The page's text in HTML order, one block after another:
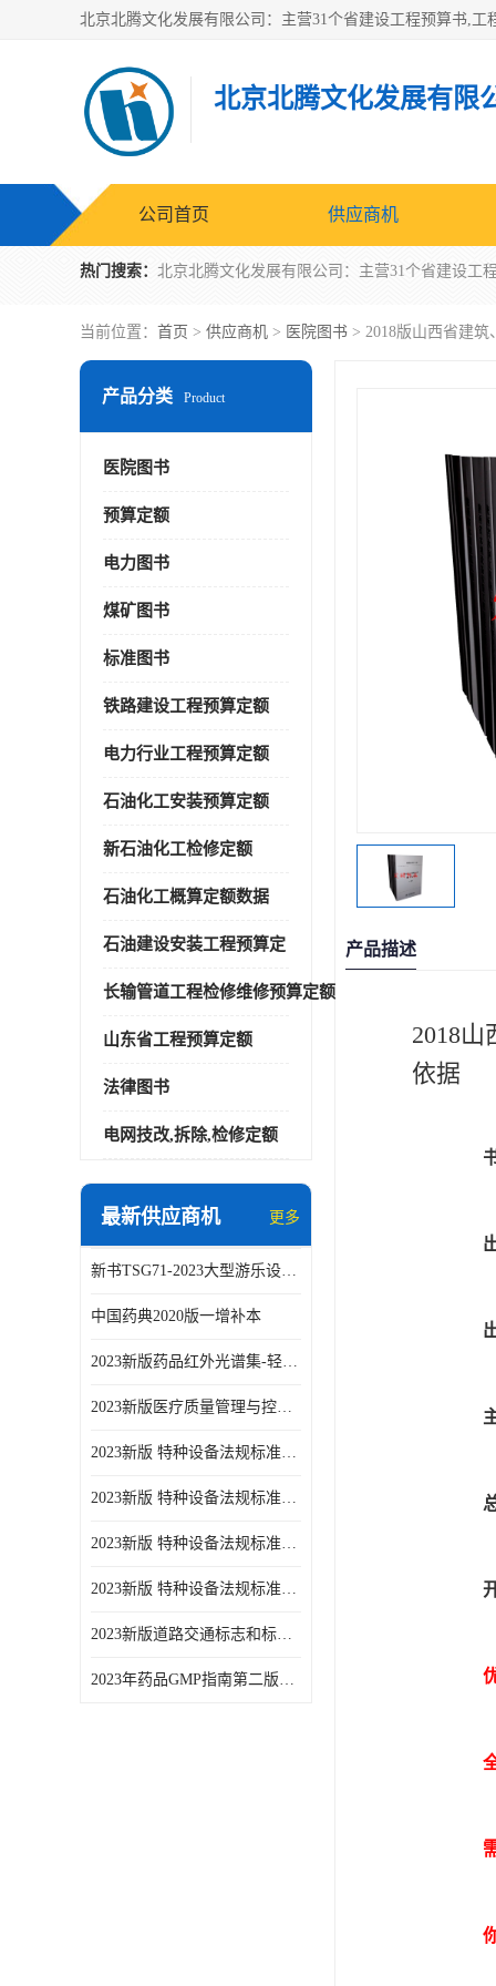
北京北腾文化发展有限
公司首页 供应商机
热门搜索：
当前位置： 首页 > 供应商机 > 医院图书 > 2018版山西省建
产品分类 Product
医院图书
预算定额
电力图书
煤矿图书
标准图书
铁路建设工程预算定额
电力行业工程预算定额
石油化工安装预算定额
新石油化工检修定额
石油化工概算定额数据
石油建设安装工程预算定
长输管道工程检修维修预算定额
山东省工程预算定额
法律图书
电网技改,拆除,检修定额
最新供应商机 更多
新书TSG71-2023大型游乐设施安全技术规程
中国药典2020版一增补本
2023新版药品红外光谱集-轻工业出版社
2023新版医疗质量管理与控制指标汇编5.0版
2023新版 特种设备法规标准手册 机电类标准客运索道卷
2023新版 特种设备法规标准手册 机电类标准游乐设施卷
2023新版 特种设备法规标准手册 安全技术规范卷共三本
2023新版 特种设备法规标准手册 机电类标准电梯卷 共两本
2023新版道路交通标志和标线手册
2023年药品GMP指南第二版全6册
产品描述
2018
依据